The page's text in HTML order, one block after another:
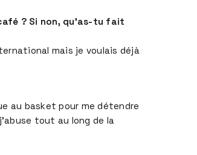
? Si non, qu’as-tu fait
mais je voulais déjà
au basket pour me détendre
tout au long de la